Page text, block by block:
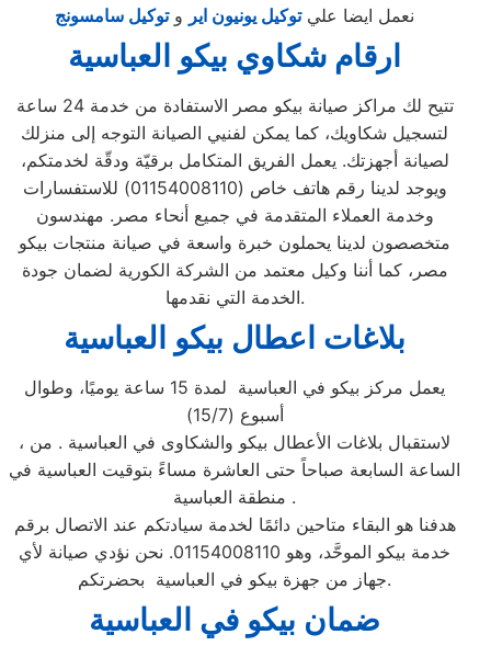
نعمل ايضا عليتوكيل يونيون اير وتوكيل سامسونج
ارقام شكاوي بيكو العباسية
تتيح لك مراكز صيانة بيكو مصر الاستفادة من خدمة 24 ساعة
لتسجيل شكاويك، كما يمكن لفنيي الصيانة التوجه إلى منزلك
لصيانة أجهزتك. يعمل الفريق المتكامل برقيّة ودقّة لخدمتكم،
ويوجد لدينا رقم هاتف خاص (01154008110) للاستفسارات
وخدمة العملاء المتقدمة في جميع أنحاء مصر. مهندسون
متخصصون لدينا يحملون خبرة واسعة في صيانة منتجات بيكو
مصر، كما أننا وكيل معتمد من الشركة الكورية لضمان جودة
الخدمة التي نقدمها.
بلاغات اعطال بيكو العباسية
يعمل مركز بيكو في العباسية لمدة 15 ساعة يوميًا، وطوال
أسبوع (15/7)
، لاستقبال بلاغات الأعطال بيكو والشكاوى في العباسية . من
الساعة السابعة صباحاً حتى العاشرة مساءً بتوقيت العباسية في
منطقة العباسية .
هدفنا هو البقاء متاحين دائمًا لخدمة سيادتكم عند الاتصال برقم
خدمة بيكو الموحَّد، وهو 01154008110. نحن نؤدي صيانة لأي
جهاز من جهزة بيكو في العباسية بحضرتكم.
ضمان بيكو في العباسية